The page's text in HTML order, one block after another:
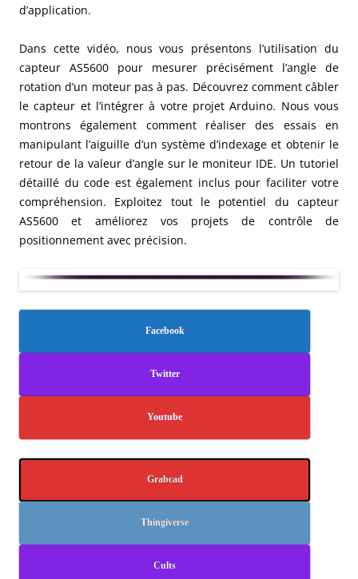
d’application.
Dans cette vidéo, nous vous présentons l’utilisation du
capteur AS5600 pour mesurer précisément l’angle de
rotation d’un moteur pas à pas. Découvrez comment câbler
le capteur et l’intégrer à votre projet Arduino. Nous vous
montrons également comment réaliser des essais en
manipulant l’aiguille d’un système d’indexage et obtenir le
retour de la valeur d’angle sur le moniteur IDE. Un tutoriel
détaillé du code est également inclus pour faciliter votre
compréhension. Exploitez tout le potentiel du capteur
AS5600 et améliorez vos projets de contrôle de
positionnement avec précision.
Facebook
Twitter
Youtube
Grabcad
Thingiverse
Cults